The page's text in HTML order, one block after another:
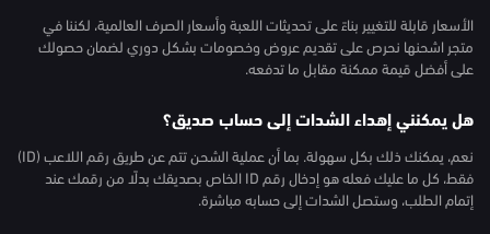
الأسعار قابلة للتغيير بناءً على تحديثات اللعبة وأسعار الصرف العالمية، لكننا في
متجر اشحنها نحرص على تقديم عروض وخصومات بشكل دوري لضمان حصولك
على أفضل قيمة ممكنة مقابل ما تدفعه.
هل يمكنني إهداء الشدات إلى حساب صديق؟
نعم، يمكنك ذلك بكل سهولة. بما أن عملية الشحن تتم عن طريق رقم اللاعب (ID)
فقط، كل ما عليك فعله هو إدخال رقم ID الخاص بصديقك بدلًا من رقمك عند
إتمام الطلب، وستصل الشدات إلى حسابه مباشرة.